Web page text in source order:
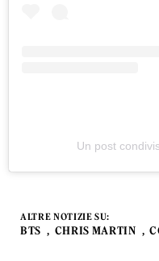
Un post
ALTRE NOTIZIE SU:
BTS CHRIS MARTIN